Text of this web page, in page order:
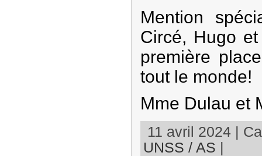
Mention
Circé, Hugo
première
tout le monde!
Mme Dulau et
11 avril 2024 |
UNSS / AS |